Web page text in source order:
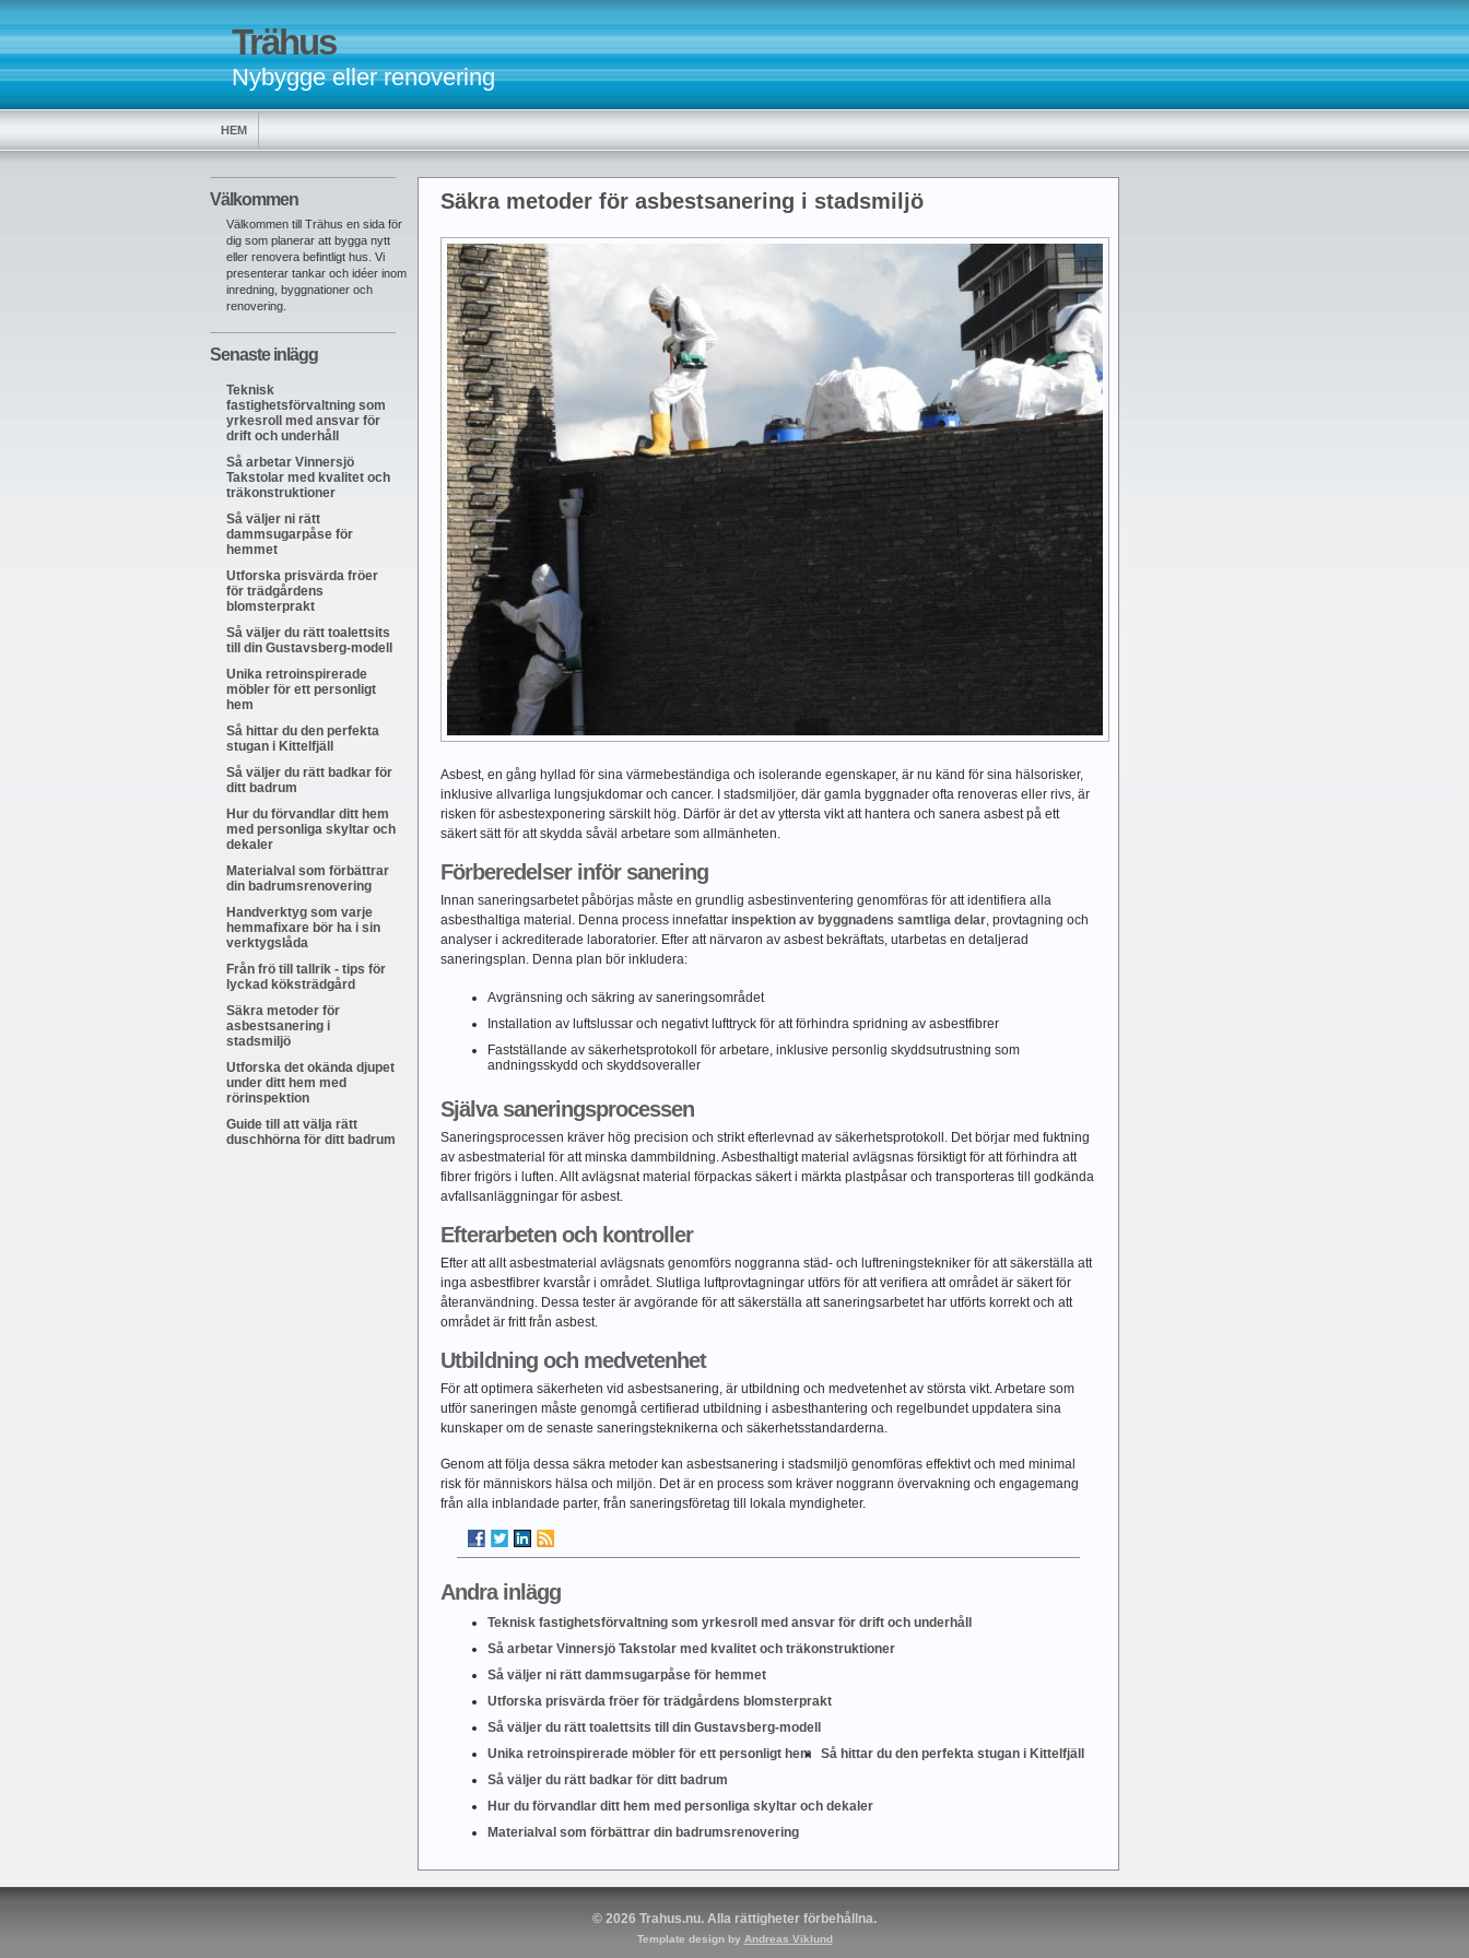
Trähus
Nybygge eller renovering
HEM
Välkommen
Välkommen till Trähus en sida för
dig som planerar att bygga nytt
eller renovera befintligt hus. Vi
presenterar tankar och idéer inom
inredning, byggnationer och
renovering.
Senaste inlägg
Teknisk
fastighetsförvaltning som
yrkesroll med ansvar för
drift och underhåll
Så arbetar Vinnersjö
Takstolar med kvalitet och
träkonstruktioner
Så väljer ni rätt
dammsugarpåse för
hemmet
Utforska prisvärda fröer
för trädgårdens
blomsterprakt
Så väljer du rätt toalettsits
till din Gustavsberg-modell
Unika retroinspirerade
möbler för ett personligt
hem
Så hittar du den perfekta
stugan i Kittelfjäll
Så väljer du rätt badkar för
ditt badrum
Hur du förvandlar ditt hem
med personliga skyltar och
dekaler
Materialval som förbättrar
din badrumsrenovering
Handverktyg som varje
hemmafixare bör ha i sin
verktygslåda
Från frö till tallrik - tips för
lyckad köksträdgård
Säkra metoder för
asbestsanering i
stadsmiljö
Utforska det okända djupet
under ditt hem med
rörinspektion
Guide till att välja rätt
duschhörna för ditt badrum
Säkra metoder för asbestsanering i stadsmiljö
Asbest, en gång hyllad för sina värmebeständiga och isolerande egenskaper, är nu känd för sina hälsorisker,
inklusive allvarliga lungsjukdomar och cancer. I stadsmiljöer, där gamla byggnader ofta renoveras eller rivs, är
risken för asbestexponering särskilt hög. Därför är det av yttersta vikt att hantera och sanera asbest på ett
säkert sätt för att skydda såväl arbetare som allmänheten.
Förberedelser inför sanering
Innan saneringsarbetet påbörjas måste en grundlig asbestinventering genomföras för att identifiera alla
asbesthaltiga material. Denna process innefattar inspektion av byggnadens samtliga delar, provtagning och
analyser i ackrediterade laboratorier. Efter att närvaron av asbest bekräftats, utarbetas en detaljerad
saneringsplan. Denna plan bör inkludera:
Avgränsning och säkring av saneringsområdet
Installation av luftslussar och negativt lufttryck för att förhindra spridning av asbestfibrer
Fastställande av säkerhetsprotokoll för arbetare, inklusive personlig skyddsutrustning som
andningsskydd och skyddsoveraller
Själva saneringsprocessen
Saneringsprocessen kräver hög precision och strikt efterlevnad av säkerhetsprotokoll. Det börjar med fuktning
av asbestmaterial för att minska dammbildning. Asbesthaltigt material avlägsnas försiktigt för att förhindra att
fibrer frigörs i luften. Allt avlägsnat material förpackas säkert i märkta plastpåsar och transporteras till godkända
avfallsanläggningar för asbest.
Efterarbeten och kontroller
Efter att allt asbestmaterial avlägsnats genomförs noggranna städ- och luftreningstekniker för att säkerställa att
inga asbestfibrer kvarstår i området. Slutliga luftprovtagningar utförs för att verifiera att området är säkert för
återanvändning. Dessa tester är avgörande för att säkerställa att saneringsarbetet har utförts korrekt och att
området är fritt från asbest.
Utbildning och medvetenhet
För att optimera säkerheten vid asbestsanering, är utbildning och medvetenhet av största vikt. Arbetare som
utför saneringen måste genomgå certifierad utbildning i asbesthantering och regelbundet uppdatera sina
kunskaper om de senaste saneringsteknikerna och säkerhetsstandarderna.
Genom att följa dessa säkra metoder kan asbestsanering i stadsmiljö genomföras effektivt och med minimal
risk för människors hälsa och miljön. Det är en process som kräver noggrann övervakning och engagemang
från alla inblandade parter, från saneringsföretag till lokala myndigheter.
Andra inlägg
Teknisk fastighetsförvaltning som yrkesroll med ansvar för drift och underhåll
Så arbetar Vinnersjö Takstolar med kvalitet och träkonstruktioner
Så väljer ni rätt dammsugarpåse för hemmet
Utforska prisvärda fröer för trädgårdens blomsterprakt
Så väljer du rätt toalettsits till din Gustavsberg-modell
Unika retroinspirerade möbler för ett personligt hem
Så hittar du den perfekta stugan i Kittelfjäll
Så väljer du rätt badkar för ditt badrum
Hur du förvandlar ditt hem med personliga skyltar och dekaler
Materialval som förbättrar din badrumsrenovering
© 2026 Trahus.nu. Alla rättigheter förbehållna.
Template design by Andreas Viklund